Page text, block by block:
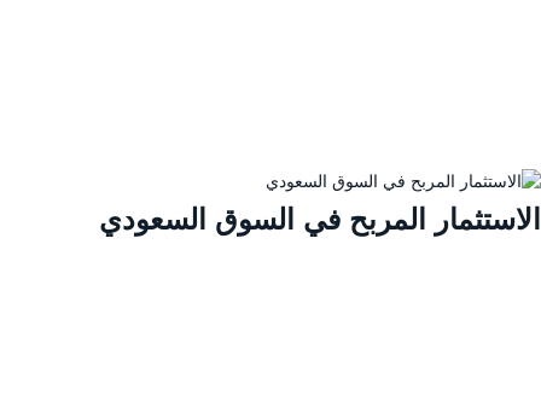
المربح في السوق السعودي